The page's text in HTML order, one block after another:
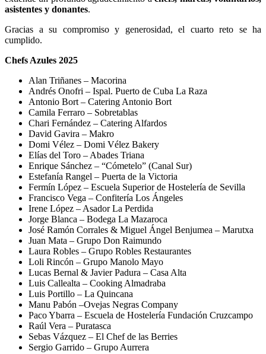
asistentes y donantes.
Gracias a su compromiso y generosidad, el cuarto reto se ha
cumplido.
Chefs Azules 2025
Alan Triñanes – Macorina
Andrés Onofri – Ispal. Puerto de Cuba La Raza
Antonio Bort – Catering Antonio Bort
Camila Ferraro – Sobretablas
Chari Fernández – Catering Alfardos
David Gavira – Makro
Domi Vélez – Domi Vélez Bakery
Elías del Toro – Abades Triana
Enrique Sánchez – “Cómetelo” (Canal Sur)
Estefanía Rangel – Puerta de la Victoria
Fermín López – Escuela Superior de Hostelería de Sevilla
Francisco Vega – Confitería Los Ángeles
Irene López – Asador La Perdida
Jorge Blanca – Bodega La Mazaroca
José Ramón Corrales & Miguel Ángel Benjumea – Marutxa
Juan Mata – Grupo Don Raimundo
Laura Robles – Grupo Robles Restaurantes
Loli Rincón – Grupo Manolo Mayo
Lucas Bernal & Javier Padura – Casa Alta
Luis Callealta – Cooking Almadraba
Luis Portillo – La Quincana
Manu Pabón –Ovejas Negras Company
Paco Ybarra – Escuela de Hostelería Fundación Cruzcampo
Raúl Vera – Puratasca
Sebas Vázquez – El Chef de las Berries
Sergio Garrido – Grupo Aurrera